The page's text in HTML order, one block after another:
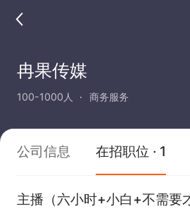
冉果传媒
100-1000人 商务服务
公司信息 在招职位 · 1
主播（六小时+小白+不需要